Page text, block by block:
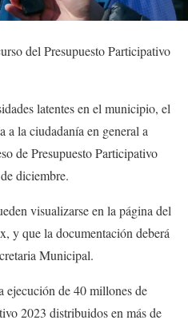
del Presupuesto Participativo
latentes en el municipio, el
a la ciudadanía en general a
de Presupuesto Participativo
diciembre.
visualizarse en la página del
y que la documentación deberá
Municipal.
ejecución de 40 millones de
2023 distribuidos en más de